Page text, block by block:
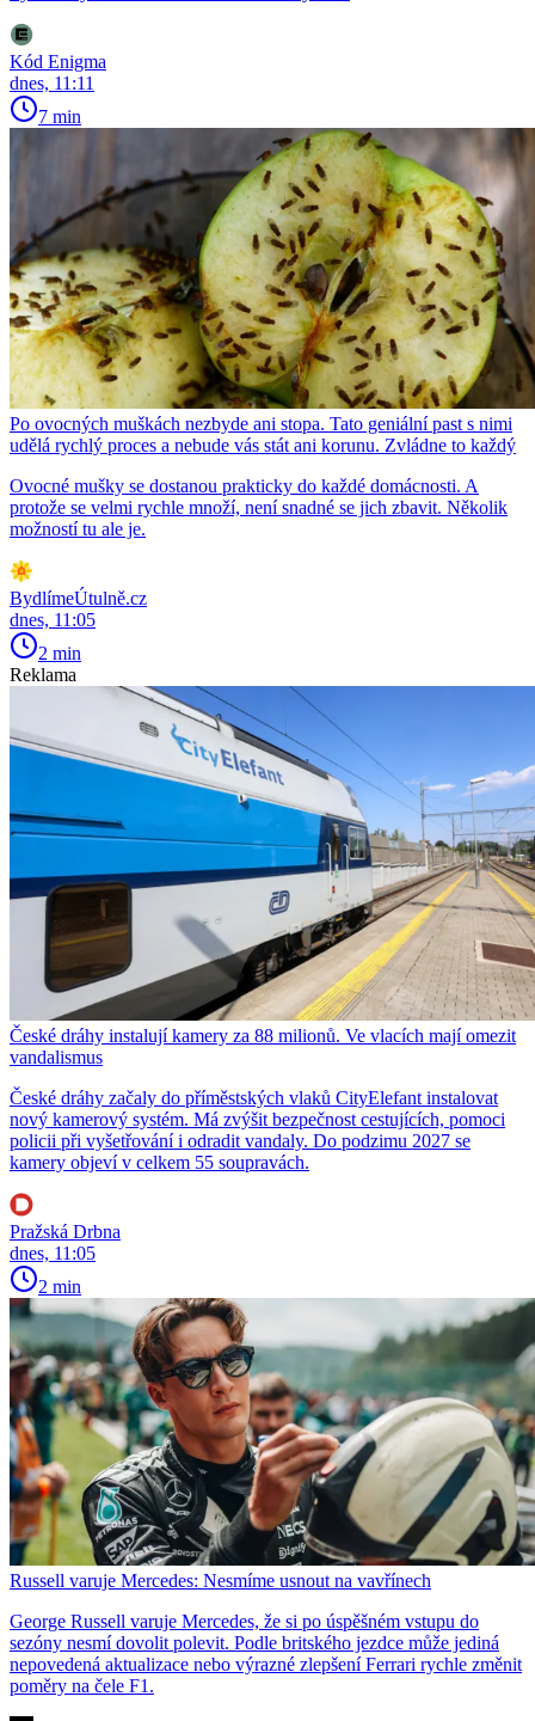
Kód Enigma
dnes, 11:11
7 min
Po ovocných muškách nezbyde ani stopa. Tato geniální past s nimi
udělá rychlý proces a nebude vás stát ani korunu. Zvládne to každý
Ovocné mušky se dostanou prakticky do každé domácnosti. A
protože se velmi rychle množí, není snadné se jich zbavit. Několik
možností tu ale je.
BydlímeÚtulně.cz
dnes, 11:05
2 min
Reklama
České dráhy instalují kamery za 88 milionů. Ve vlacích mají omezit
vandalismus
České dráhy začaly do příměstských vlaků CityElefant instalovat
nový kamerový systém. Má zvýšit bezpečnost cestujících, pomoci
policii při vyšetřování i odradit vandaly. Do podzimu 2027 se
kamery objeví v celkem 55 soupravách.
Pražská Drbna
dnes, 11:05
2 min
Russell varuje Mercedes: Nesmíme usnout na vavřínech
George Russell varuje Mercedes, že si po úspěšném vstupu do
sezóny nesmí dovolit polevit. Podle britského jezdce může jediná
nepovedená aktualizace nebo výrazné zlepšení Ferrari rychle změnit
poměry na čele F1.